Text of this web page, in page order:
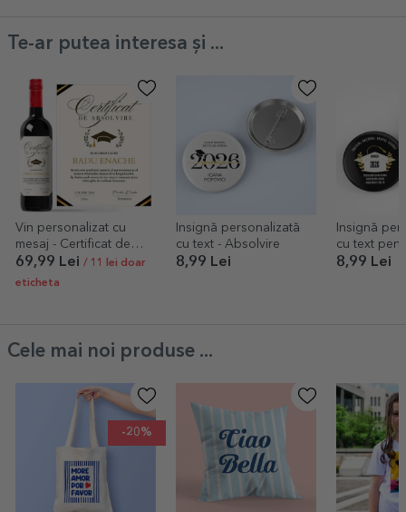
Te-ar putea interesa și ...
Vin personalizat cu
mesaj - Certificat de
absolvire
69,99 Lei / 11 lei doar
eticheta
Insignă personalizată
cu text - Absolvire
8,99 Lei
Insignă
cu text
8,99 Lei
Cele mai noi produse ...
-20%